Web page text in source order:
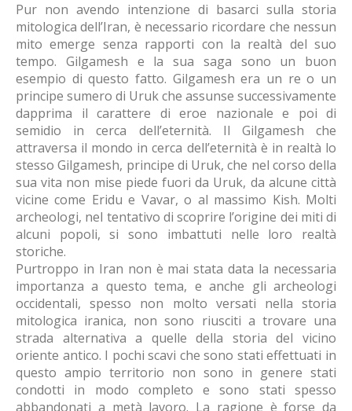
Pur non avendo intenzione di basarci sulla storia
mitologica dell’Iran, è necessario ricordare che nessun
mito emerge senza rapporti con la realtà del suo
tempo. Gilgamesh e la sua saga sono un buon
esempio di questo fatto. Gilgamesh era un re o un
principe sumero di Uruk che assunse successivamente
dapprima il carattere di eroe nazionale e poi di
semidio in cerca dell’eternità. Il Gilgamesh che
attraversa il mondo in cerca dell’eternità è in realtà lo
stesso Gilgamesh, principe di Uruk, che nel corso della
sua vita non mise piede fuori da Uruk, da alcune città
vicine come Eridu e Vavar, o al massimo Kish. Molti
archeologi, nel tentativo di scoprire l’origine dei miti di
alcuni popoli, si sono imbattuti nelle loro realtà
storiche.
Purtroppo in Iran non è mai stata data la necessaria
importanza a questo tema, e anche gli archeologi
occidentali, spesso non molto versati nella storia
mitologica iranica, non sono riusciti a trovare una
strada alternativa a quelle della storia del vicino
oriente antico. I pochi scavi che sono stati effettuati in
questo ampio territorio non sono in genere stati
condotti in modo completo e sono stati spesso
abbandonati a metà lavoro. La ragione è forse da